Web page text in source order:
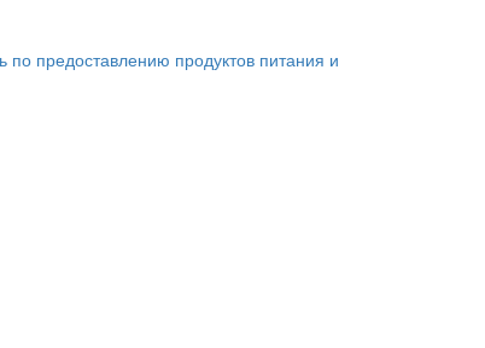
предоставлению продуктов питания и